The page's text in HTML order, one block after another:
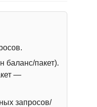
баланс/пакет).
—
запросов/